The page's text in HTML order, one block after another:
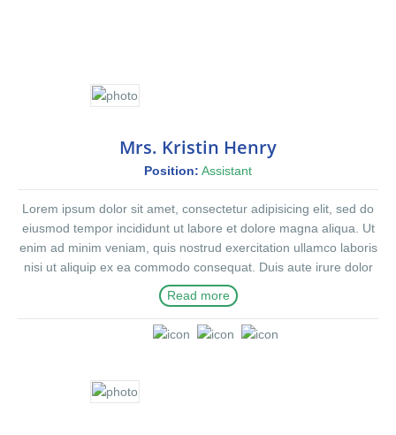
Mrs. Kristin Henry
Position: Assistant
Lorem ipsum dolor sit amet, consectetur adipisicing elit, sed do
eiusmod tempor incididunt ut labore et dolore magna aliqua. Ut
enim ad minim veniam, quis nostrud exercitation ullamco laboris
nisi ut aliquip ex ea commodo consequat. Duis aute irure dolor
in reprehenderit in voluptte velit. Lorem ipsum dolor sit amet,
consectetur adipisicing elit, sed do eiusmod tempor incididunt ut
labore et dolore magna aliqua. Ut enim ad minim veniam, quis
voluptate velit.Lorem ipsum dolor amet laboris consectetur
adipisicing elit, sed do eiusmod tempor incididunt ut labore et
Read more